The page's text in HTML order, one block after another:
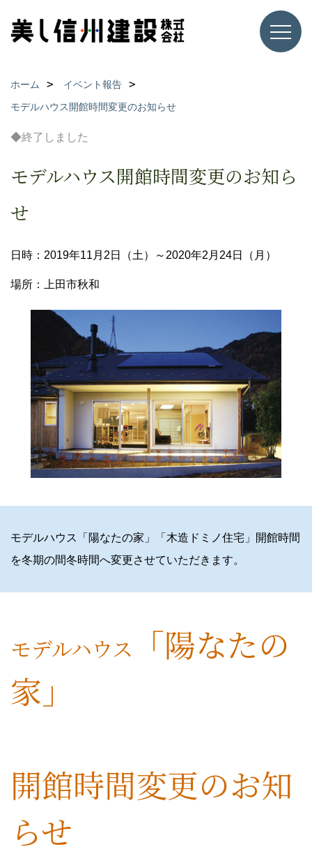
ホーム
イベント報告
モデルハウス開館時間変更のお知らせ
◆終了しました
モデルハウス開館時間変更のお知ら
せ
日時：2019年11月2日（土）～2020年2月24日（月）
場所：上田市秋和
モデルハウス「陽なたの家」「木造ドミノ住宅」開館時間
を冬期の間冬時間へ変更させていただきます。
モデルハウス
「陽なたの
家」
開館時間変更のお知
らせ